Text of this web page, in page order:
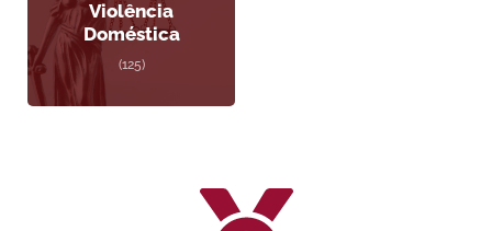
Violência
Doméstica
(125)